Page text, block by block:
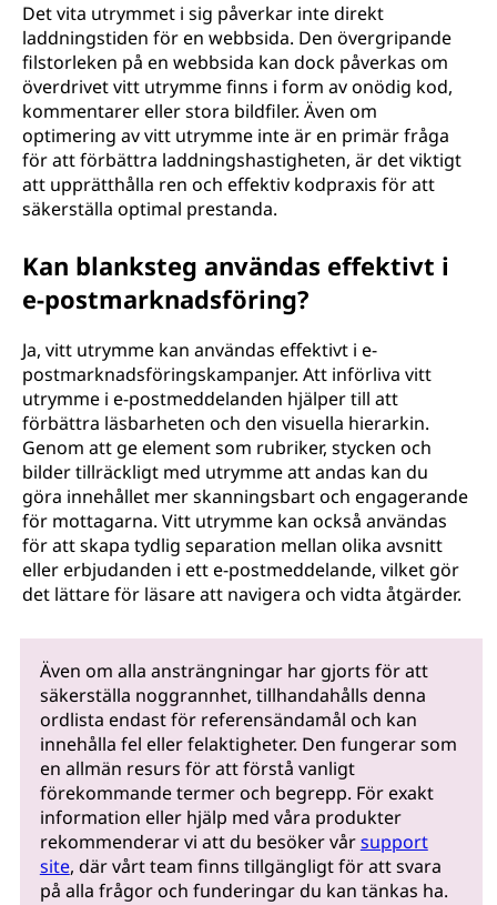
Det vita utrymmet i sig påverkar inte direkt
laddningstiden för en webbsida. Den övergripande
filstorleken på en webbsida kan dock påverkas om
överdrivet vitt utrymme finns i form av onödig kod,
kommentarer eller stora bildfiler. Även om
optimering av vitt utrymme inte är en primär fråga
för att förbättra laddningshastigheten, är det viktigt
att upprätthålla ren och effektiv kodpraxis för att
säkerställa optimal prestanda.
Kan blanksteg användas effektivt i
e-postmarknadsföring?
Ja, vitt utrymme kan användas effektivt i e-
postmarknadsföringskampanjer. Att införliva vitt
utrymme i e-postmeddelanden hjälper till att
förbättra läsbarheten och den visuella hierarkin.
Genom att ge element som rubriker, stycken och
bilder tillräckligt med utrymme att andas kan du
göra innehållet mer skanningsbart och engagerande
för mottagarna. Vitt utrymme kan också användas
för att skapa tydlig separation mellan olika avsnitt
eller erbjudanden i ett e-postmeddelande, vilket gör
det lättare för läsare att navigera och vidta åtgärder.
Även om alla ansträngningar har gjorts för att
säkerställa noggrannhet, tillhandahålls denna
ordlista endast för referensändamål och kan
innehålla fel eller felaktigheter. Den fungerar som
en allmän resurs för att förstå vanligt
förekommande termer och begrepp. För exakt
information eller hjälp med våra produkter
rekommenderar vi att du besöker vårsupport
site, där vårt team finns tillgängligt för att svara
på alla frågor och funderingar du kan tänkas ha.